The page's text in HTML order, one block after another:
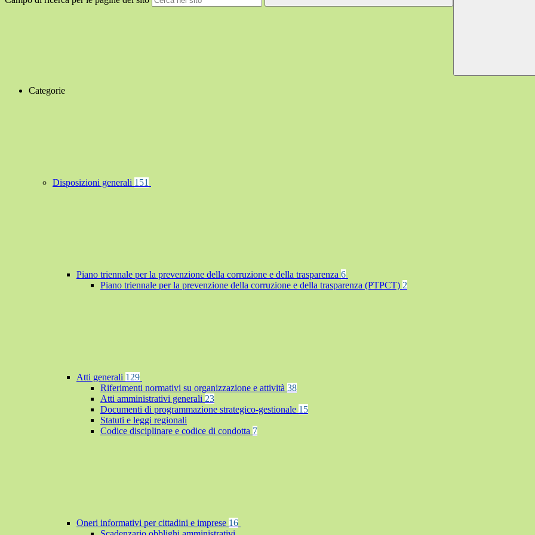
Categorie
Disposizioni generali 151
Piano triennale per la prevenzione della corruzione e della trasparenza 6
Piano triennale per la prevenzione della corruzione e della trasparenza (PTPCT) 2
Atti generali 129
Riferimenti normativi su organizzazione e attività 38
Atti amministrativi generali 23
Documenti di programmazione strategico-gestionale 15
Statuti e leggi regionali
Codice disciplinare e codice di condotta 7
Oneri informativi per cittadini e imprese 16